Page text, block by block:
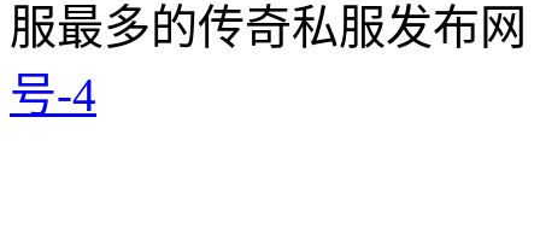
服最多的传奇私服发布
号-4